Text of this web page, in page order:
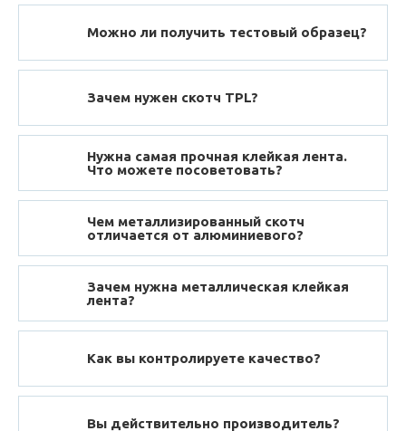
Можно ли получить тестовый образец?
Зачем нужен скотч TPL?
Нужна самая прочная клейкая лента.
Что можете посоветовать?
Чем металлизированный скотч
отличается от алюминиевого?
Зачем нужна металлическая клейкая
лента?
Как вы контролируете качество?
Вы действительно производитель?